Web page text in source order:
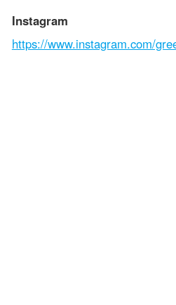
Instagram
https://www.instagram.com/